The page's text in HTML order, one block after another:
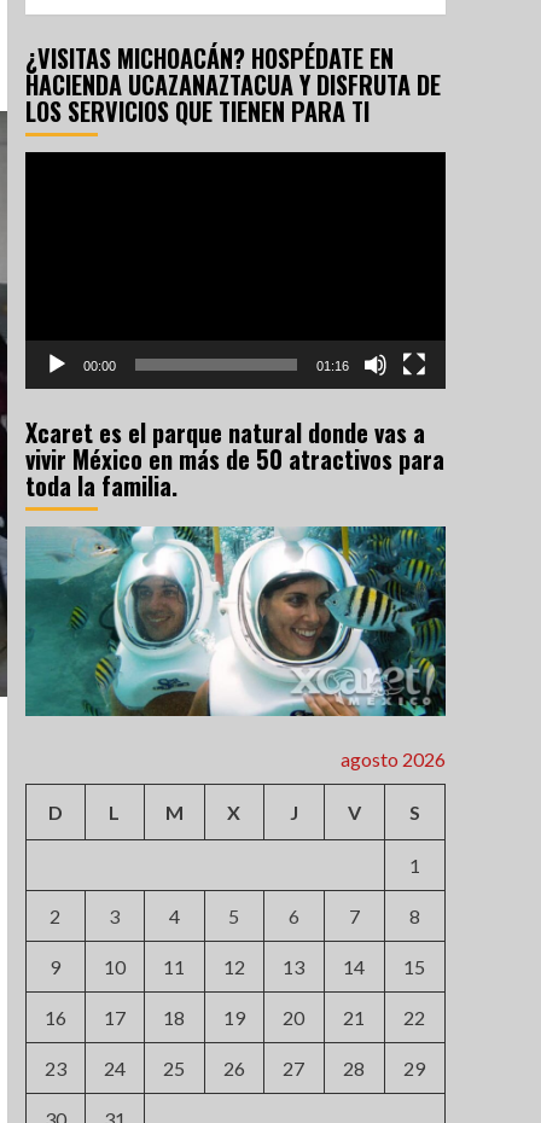
¿VISITAS MICHOACÁN? HOSPÉDATE EN
HACIENDA UCAZANAZTACUA Y DISFRUTA DE
LOS SERVICIOS QUE TIENEN PARA TI
00:00 01:16
Xcaret es el parque natural donde vas a
vivir México en más de 50 atractivos para
toda la familia.
agosto 2026
D L M X J V S
1
2 3 4 5 6 7 8
9 10 11 12 13 14 15
16 17 18 19 20 21 22
23 24 25 26 27 28 29